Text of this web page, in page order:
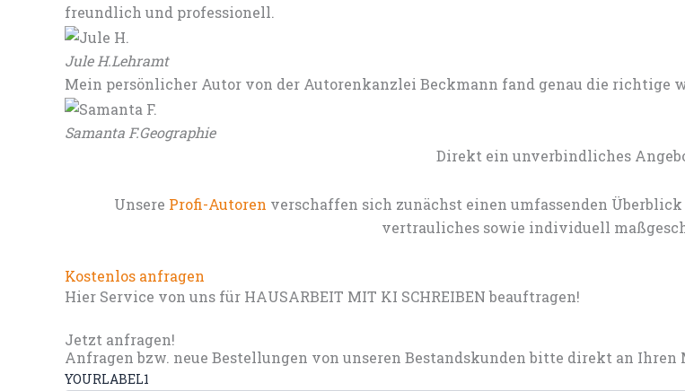
freundlich und professionell.
Jule H.Lehramt
Mein persönlicher Autor von der Autorenkanzlei Beckmann fand genau die richtige
Samanta F.Geographie
Direkt ein unverbindliches
Unsere Profi-Autoren verschaffen sich zunächst einen umfassenden
vertrauliches sowie individuell
Kostenlos anfragen
Hier Service von uns für HAUSARBEIT MIT KI SCHREIBEN beauftragen!
Jetzt anfragen!
Anfragen bzw. neue Bestellungen von unseren Bestandskunden bitte direkt an Ihren
YOURLABEL1